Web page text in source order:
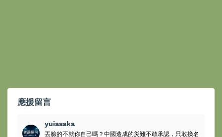
應援留言
yuiasaka
丟臉的不就你自己嗎？中國造成的災難不敢承認，只敢換名